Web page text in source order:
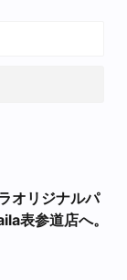
オリジナルパ
表参道店へ。